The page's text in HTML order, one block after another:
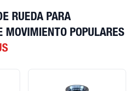
RUEDA PARA
MOVIMIENTO POPULARES